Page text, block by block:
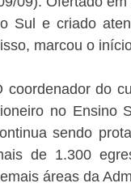
Sul e criado
marcou o
coordenador do
no Ensino
sendo
de 1.300
áreas da